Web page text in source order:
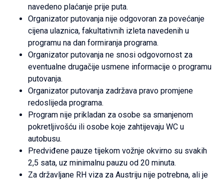
navedeno plaćanje prije puta.
Organizator putovanja nije odgovoran za povećanje
cijena ulaznica, fakultativnih izleta navedenih u
programu na dan formiranja programa.
Organizator putovanja ne snosi odgovornost za
eventualne drugačije usmene informacije o programu
putovanja.
Organizator putovanja zadržava pravo promjene
redoslijeda programa.
Program nije prikladan za osobe sa smanjenom
pokretljivošću ili osobe koje zahtijevaju WC u
autobusu.
Predviđene pauze tijekom vožnje okvirno su svakih
2,5 sata, uz minimalnu pauzu od 20 minuta.
Za državljane RH viza za Austriju nije potrebna, ali je